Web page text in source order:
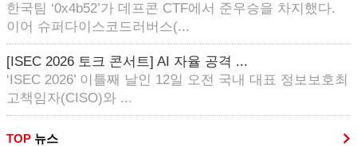
한국팀 ‘0x4b52’가 데프콘 CTF에서 준우승을 차지했다.
이어 슈퍼다이스코드러버스(...
[ISEC 2026 토크 콘서트] AI 자율 공격 ...
‘ISEC 2026’ 이틀째 날인 12일 오전 국내 대표 정보보호최
고책임자(CISO)와 ...
TOP 뉴스